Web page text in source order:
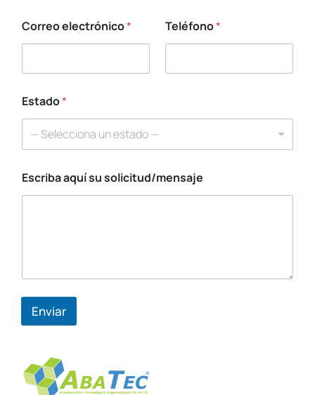
Correo electrónico* Teléfono*
Estado*
— Selecciona un estado —
s
u
o
Escriba aquí su solicitud/mensaje
Enviar